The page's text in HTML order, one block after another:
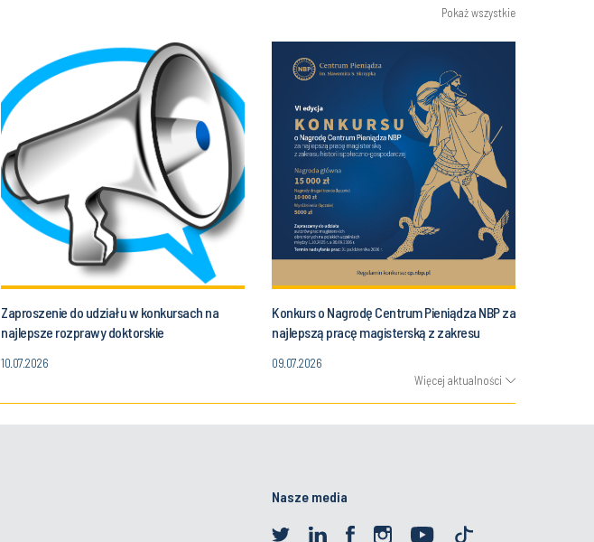
Pokaż wszystkie
Zaproszenie do udziału w konkursach na
najlepsze rozprawy doktorskie
10.07.2026
Konkurs o Nagrodę Centrum Pieniądza NBP za
najlepszą pracę magisterską z zakresu
09.07.2026
Więcej aktualności
Nasze media